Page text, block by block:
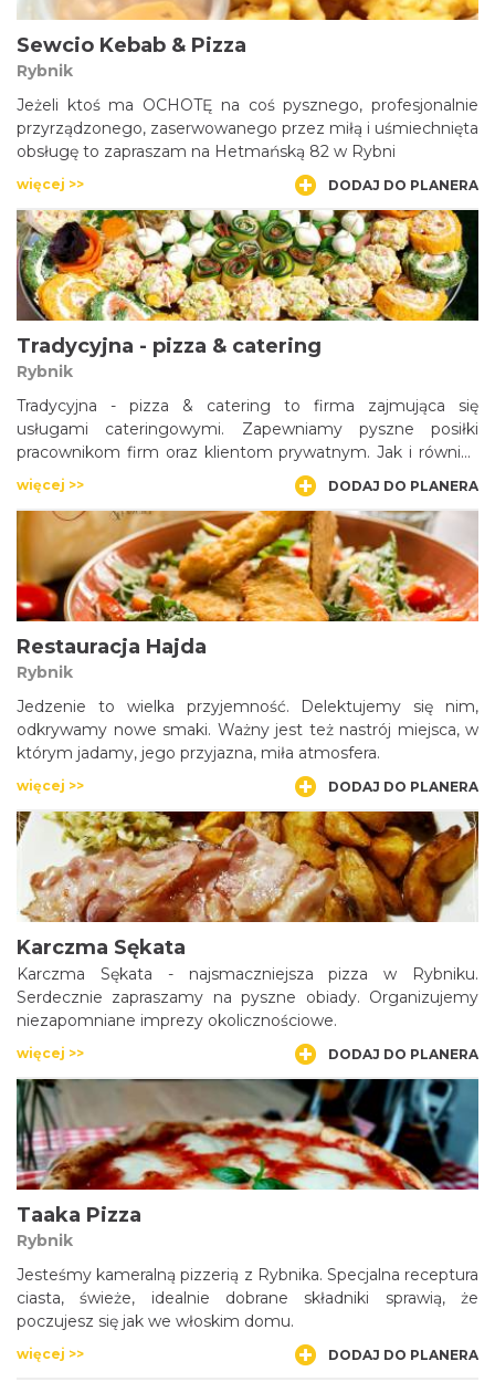
Sewcio Kebab & Pizza
Rybnik
Jeżeli ktoś ma OCHOTĘ na coś pysznego, profesjonalnie
przyrządzonego, zaserwowanego przez miłą i uśmiechnięta
obsługę to zapraszam na Hetmańską 82 w Rybni
więcej >> DODAJ DO PLANERA
Tradycyjna - pizza & catering
Rybnik
Tradycyjna - pizza & catering to firma zajmująca się
usługami cateringowymi. Zapewniamy pyszne posiłki
pracownikom firm oraz klientom prywatnym. Jak i również
na każdy rodzaj uroczystości.
więcej >> DODAJ DO PLANERA
Restauracja Hajda
Rybnik
Jedzenie to wielka przyjemność. Delektujemy się nim,
odkrywamy nowe smaki. Ważny jest też nastrój miejsca, w
którym jadamy, jego przyjazna, miła atmosfera.
więcej >> DODAJ DO PLANERA
Karczma Sękata
Karczma Sękata - najsmaczniejsza pizza w Rybniku.
Serdecznie zapraszamy na pyszne obiady. Organizujemy
niezapomniane imprezy okolicznościowe.
więcej >> DODAJ DO PLANERA
Taaka Pizza
Rybnik
Jesteśmy kameralną pizzerią z Rybnika. Specjalna receptura
ciasta, świeże, idealnie dobrane składniki sprawią, że
poczujesz się jak we włoskim domu.
więcej >> DODAJ DO PLANERA